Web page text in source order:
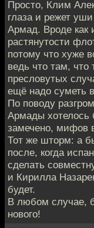
Просто, Клим
глаза и режет
Армад. Вроде как
растянутости
потому что хуже
ведь что там, что
пресловутых
ещё надо суметь
По поводу
Армады хотелось
замечено, мифов
Тот же шторм: а
после, когда
сделать
и Кирилла
будет.
В любом случае,
нового!